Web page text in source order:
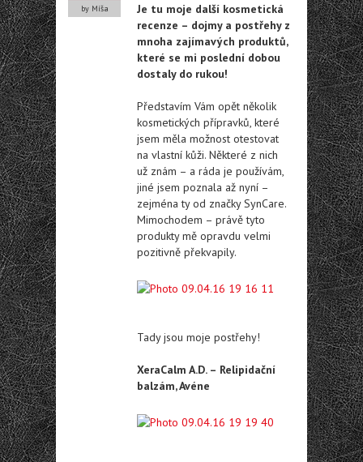
by Míša
Je tu moje další kosmetická
recenze – dojmy a postřehy z
mnoha zajímavých produktů,
které se mi poslední dobou
dostaly do rukou!
Představím Vám opět několik
kosmetických přípravků, které
jsem měla možnost otestovat
na vlastní kůži. Některé z nich
už znám – a ráda je používám,
jiné jsem poznala až nyní –
zejména ty od značky SynCare.
Mimochodem – právě tyto
produkty mě opravdu velmi
pozitivně překvapily.
Tady jsou moje postřehy!
XeraCalm A.D. – Relipidační
balzám, Avéne